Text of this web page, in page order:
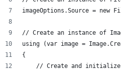
imageOptions.Source = new
// Create an instance of
using (var image =
{
// Create and